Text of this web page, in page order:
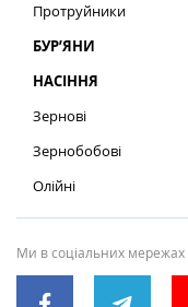
Протруйники
БУР’ЯНИ
НАСІННЯ
Зернові
Зернобобові
Олійні
Ми в соціальних мережах